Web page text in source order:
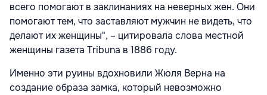
всего помогают в заклинаниях на неверных жен. Они
помогают тем, что заставляют мужчин не видеть, что
делают их женщины", – цитировала слова местной
женщины газета Tribuna в 1886 году.
Именно эти руины вдохновили Жюля Верна на
создание образа замка, который невозможно